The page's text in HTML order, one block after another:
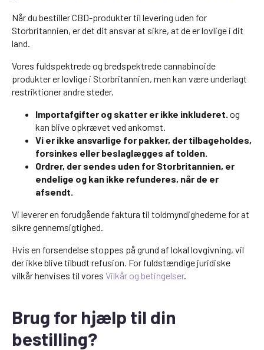
Når du bestiller CBD-produkter til levering uden for
Storbritannien, er det dit ansvar at sikre, at de er lovlige i dit
land.
Vores fuldspektrede og bredspektrede cannabinoide
produkter er lovlige i Storbritannien, men kan være underlagt
restriktioner andre steder.
Importafgifter og skatter er ikke inkluderet. og
kan blive opkrævet ved ankomst.
Vi er ikke ansvarlige for pakker, der tilbageholdes,
forsinkes eller beslaglægges af tolden.
Ordrer, der sendes uden for Storbritannien, er
endelige og kan ikke refunderes, når de er
afsendt.
Vi leverer en forudgående faktura til toldmyndighederne for at
sikre gennemsigtighed.
Hvis en forsendelse stoppes på grund af lokal lovgivning, vil
der ikke blive tilbudt refusion. For fuldstændige juridiske
vilkår henvises til vores Vilkår og betingelser.
Brug for hjælp til din
bestilling?